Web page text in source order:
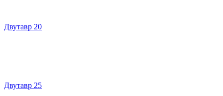
Двутавр 20
Двутавр 25